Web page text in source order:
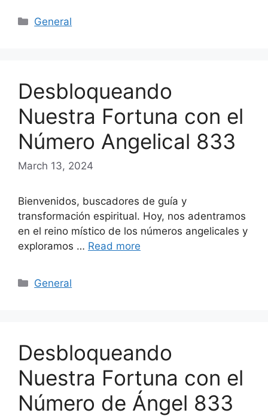
Categories
General
Desbloqueando
Nuestra Fortuna con el
Número Angelical 833
March 13, 2024
Bienvenidos, buscadores de guía y
transformación espiritual. Hoy, nos adentramos
en el reino místico de los números angelicales y
exploramos … Read more
Categories
General
Desbloqueando
Nuestra Fortuna con el
Número de Ángel 833